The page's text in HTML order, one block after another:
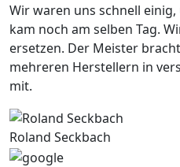
Wir waren uns schnell
kam noch am selben Tag.
ersetzen. Der Meister
mehreren Herstellern in
mit.
Roland Seckbach